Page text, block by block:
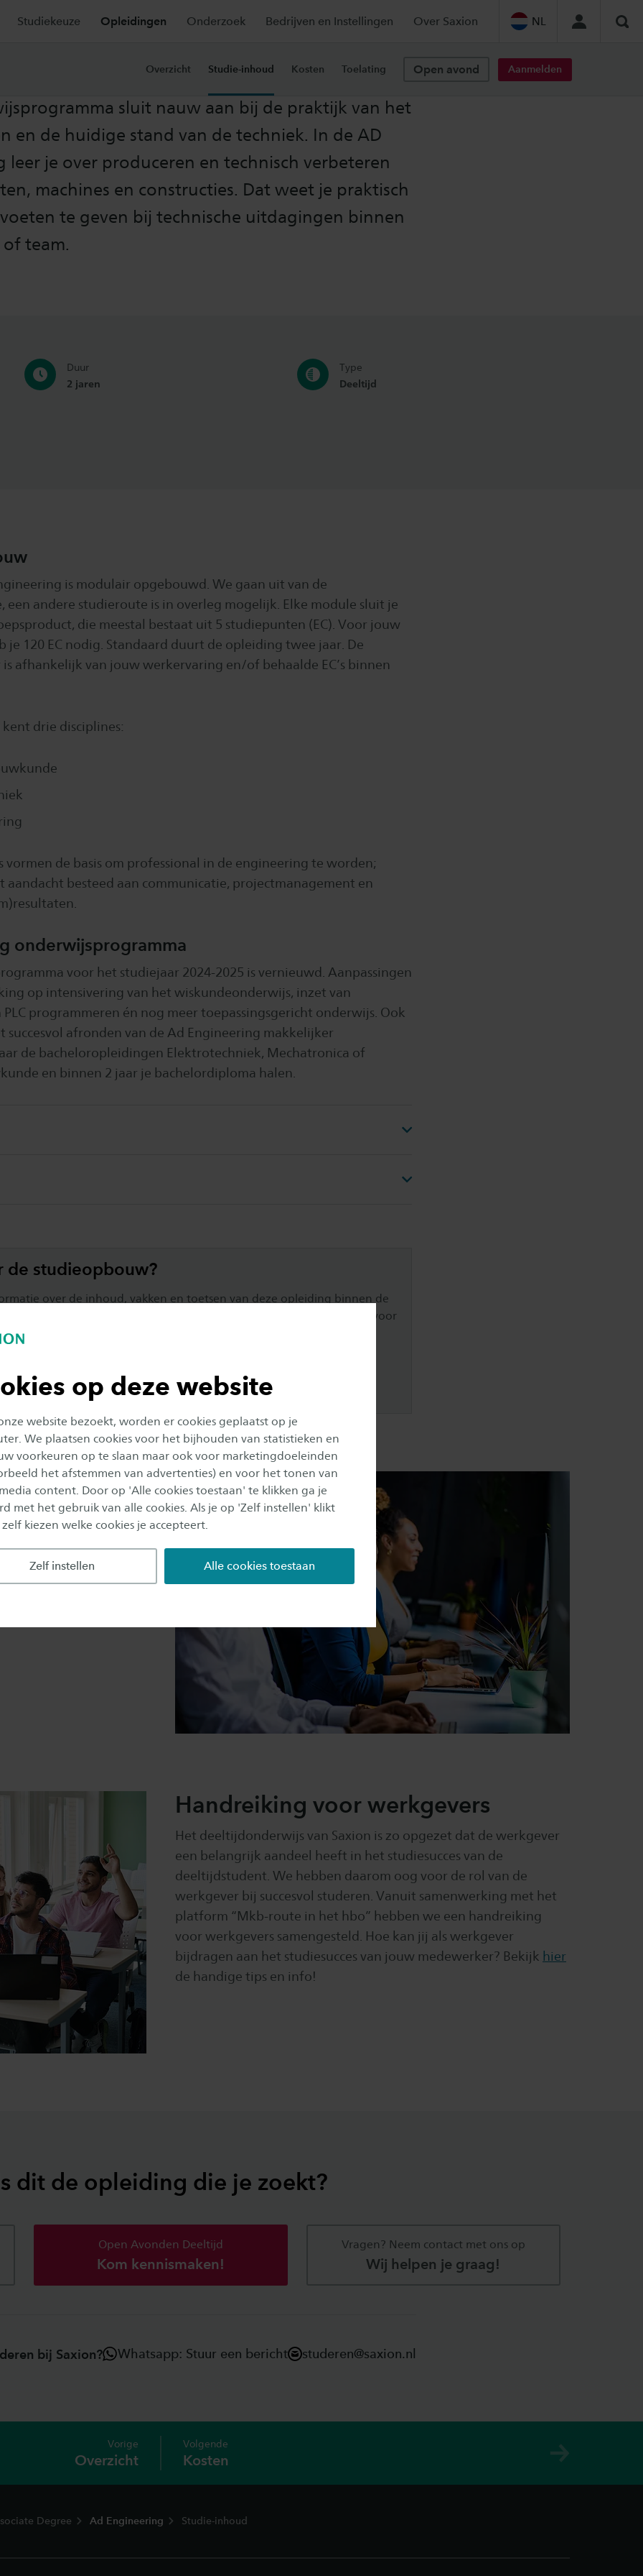
op deze website
website bezoekt, worden er cookies geplaatst op je
We plaatsen cookies voor het bijhouden van statistieken en
voorkeuren op te slaan maar ook voor marketingdoeleinden
het afstemmen van advertenties) en voor het tonen van
content. Door op 'Alle cookies toestaan' te klikken ga je
met het gebruik van alle cookies. Als je op 'Zelf instellen' klikt
kiezen welke cookies je accepteert.
Zelf instellen Alle cookies toestaan
Studiekeuze Opleidingen Onderzoek Bedrijven en Instellingen Over Saxion NL
Overzicht Studie-inhoud Kosten Toelating Open avond Aanmelden
sluit nauw aan bij de praktijk van het
en de huidige stand van de techniek. In de AD
leer je over produceren en technisch verbeteren
machines en constructies. Dat weet je praktisch
te geven bij technische uitdagingen binnen
team.
Duur
2 jaren
Type
Deeltijd
is modulair opgebouwd. We gaan uit van de
een andere studieroute is in overleg mogelijk. Elke module sluit je
die meestal bestaat uit 5 studiepunten (EC). Voor jouw
je 120 EC nodig. Standaard duurt de opleiding twee jaar. De
afhankelijk van jouw werkervaring en/of behaalde EC’s binnen
drie disciplines:
vormen de basis om professional in de engineering te worden;
besteed aan communicatie, projectmanagement en
onderwijsprogramma
voor het studiejaar 2024-2025 is vernieuwd. Aanpassingen
op intensivering van het wiskundeonderwijs, inzet van
programmeren én nog meer toepassingsgericht onderwijs. Ook
succesvol afronden van de Ad Engineering makkelijker
de bacheloropleidingen Elektrotechniek, Mechatronica of
en binnen 2 jaar je bachelordiploma halen.
de studieopbouw?
over de inhoud, vakken en toetsen van deze opleiding binnen de
Klik op de knop en bekijk deze opleiding in de Saxion Studiegids voor
ook beschikken over
organisatie waar je al
de modulen van je
Handreiking voor werkgevers
Het deeltijdonderwijs van Saxion is zo opgezet dat de werkgever
een belangrijk aandeel heeft in het studiesucces van de
deeltijdstudent. We hebben daarom oog voor de rol van de
werkgever bij succesvol studeren. Vanuit samenwerking met het
platform “Mkb-route in het hbo” hebben we een handreiking
voor werkgevers samengesteld. Hoe kan jij als werkgever
bijdragen aan het studiesucces van jouw medewerker? Bekijk hier
de handige tips en info!
dit de opleiding die je zoekt?
Open Avonden Deeltijd
Kom kennismaken!
Vragen? Neem contact met ons op
Wij helpen je graag!
bij Saxion? Whatsapp: Stuur een bericht studeren@saxion.nl
Vorige
Overzicht
Volgende
Kosten
Degree Ad Engineering Studie-inhoud